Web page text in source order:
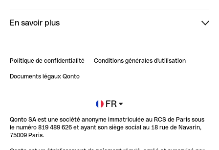
ClubQonto
Impact de l'IA sur les carrières/productivité
En savoir plus
Blog
Newsroom
Glossaire finance
Politique de confidentialité Conditions générales d'utilisation
Documents légaux Qonto
FR
Qonto SA est une société anonyme immatriculée au RCS de Paris sous
le numéro 819 489 626 et ayant son siège social au 18 rue de Navarin,
75009 Paris.